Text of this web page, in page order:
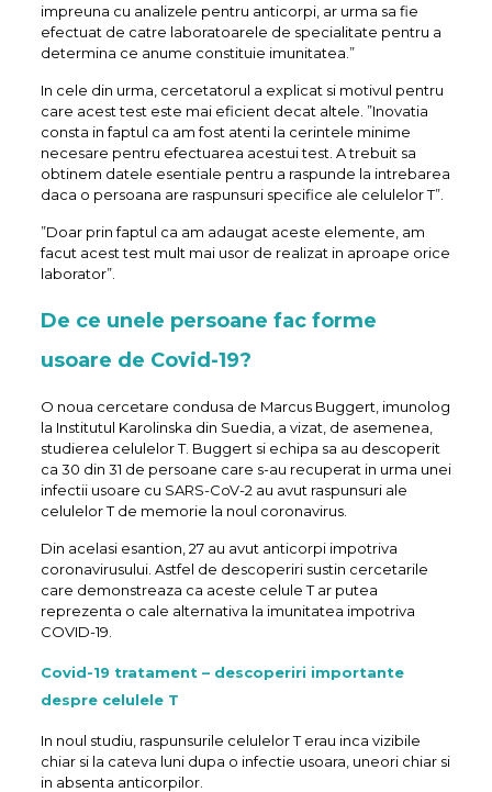
impreuna cu analizele pentru anticorpi, ar urma sa fie
efectuat de catre laboratoarele de specialitate pentru a
determina ce anume constituie imunitatea.”
In cele din urma, cercetatorul a explicat si motivul pentru
care acest test este mai eficient decat altele. ”Inovatia
consta in faptul ca am fost atenti la cerintele minime
necesare pentru efectuarea acestui test. A trebuit sa
obtinem datele esentiale pentru a raspunde la intrebarea
daca o persoana are raspunsuri specifice ale celulelor T”.
”Doar prin faptul ca am adaugat aceste elemente, am
facut acest test mult mai usor de realizat in aproape orice
laborator”.
De ce unele persoane fac forme
usoare de Covid-19?
O noua cercetare condusa de Marcus Buggert, imunolog
la Institutul Karolinska din Suedia, a vizat, de asemenea,
studierea celulelor T. Buggert si echipa sa au descoperit
ca 30 din 31 de persoane care s-au recuperat in urma unei
infectii usoare cu SARS-CoV-2 au avut raspunsuri ale
celulelor T de memorie la noul coronavirus.
Din acelasi esantion, 27 au avut anticorpi impotriva
coronavirusului. Astfel de descoperiri sustin cercetarile
care demonstreaza ca aceste celule T ar putea
reprezenta o cale alternativa la imunitatea impotriva
COVID-19.
Covid-19 tratament – descoperiri importante
despre celulele T
In noul studiu, raspunsurile celulelor T erau inca vizibile
chiar si la cateva luni dupa o infectie usoara, uneori chiar si
in absenta anticorpilor.